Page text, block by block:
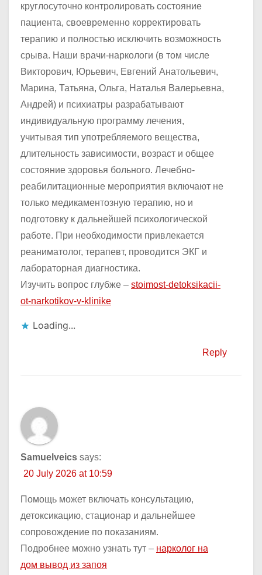
круглосуточно контролировать состояние
пациента, своевременно корректировать
терапию и полностью исключить возможность
срыва. Наши врачи-наркологи (в том числе
Викторович, Юрьевич, Евгений Анатольевич,
Марина, Татьяна, Ольга, Наталья Валерьевна,
Андрей) и психиатры разрабатывают
индивидуальную программу лечения,
учитывая тип употребляемого вещества,
длительность зависимости, возраст и общее
состояние здоровья больного. Лечебно-
реабилитационные мероприятия включают не
только медикаментозную терапию, но и
подготовку к дальнейшей психологической
работе. При необходимости привлекается
реаниматолог, терапевт, проводится ЭКГ и
лабораторная диагностика.
Изучить вопрос глубже – stoimost-detoksikacii-
ot-narkotikov-v-klinike
Loading...
Reply
Samuelveics says:
20 July 2026 at 10:59
Помощь может включать консультацию,
детоксикацию, стационар и дальнейшее
сопровождение по показаниям.
Подробнее можно узнать тут – нарколог на
дом вывод из запоя